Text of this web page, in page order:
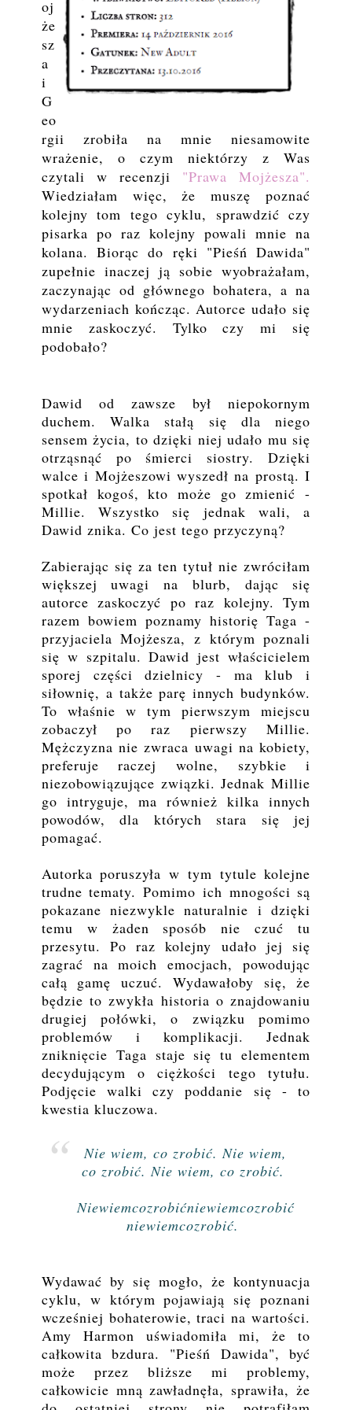
oj
że
sz
a
i
G
eo
rgii zrobiła na mnie niesamowite
wrażenie, o czym niektórzy z Was
czytali w recenzji "Prawa Mojżesza".
Wiedziałam więc, że muszę poznać
kolejny tom tego cyklu, sprawdzić czy
pisarka po raz kolejny powali mnie na
kolana. Biorąc do ręki "Pieśń Dawida"
zupełnie inaczej ją sobie wyobrażałam,
zaczynając od głównego bohatera, a na
wydarzeniach kończąc. Autorce udało się
mnie zaskoczyć. Tylko czy mi się
podobało?
Dawid od zawsze był niepokornym
duchem. Walka stałą się dla niego
sensem życia, to dzięki niej udało mu się
otrząsnąć po śmierci siostry. Dzięki
walce i Mojżeszowi wyszedł na prostą. I
spotkał kogoś, kto może go zmienić -
Millie. Wszystko się jednak wali, a
Dawid znika. Co jest tego przyczyną?
Zabierając się za ten tytuł nie zwróciłam
większej uwagi na blurb, dając się
autorce zaskoczyć po raz kolejny. Tym
razem bowiem poznamy historię Taga -
przyjaciela Mojżesza, z którym poznali
się w szpitalu. Dawid jest właścicielem
sporej części dzielnicy - ma klub i
siłownię, a także parę innych budynków.
To właśnie w tym pierwszym miejscu
zobaczył po raz pierwszy Millie.
Mężczyzna nie zwraca uwagi na kobiety,
preferuje raczej wolne, szybkie i
niezobowiązujące związki. Jednak Millie
go intryguje, ma również kilka innych
powodów, dla których stara się jej
pomagać.
Autorka poruszyła w tym tytule kolejne
trudne tematy. Pomimo ich mnogości są
pokazane niezwykle naturalnie i dzięki
temu w żaden sposób nie czuć tu
przesytu. Po raz kolejny udało jej się
zagrać na moich emocjach, powodując
całą gamę uczuć. Wydawałoby się, że
będzie to zwykła historia o znajdowaniu
drugiej połówki, o związku pomimo
problemów i komplikacji. Jednak
zniknięcie Taga staje się tu elementem
decydującym o ciężkości tego tytułu.
Podjęcie walki czy poddanie się - to
kwestia kluczowa.
Nie wiem, co zrobić. Nie wiem,
co zrobić. Nie wiem, co zrobić.
Niewiemcozrobićniewiemcozrobić
niewiemcozrobić.
Wydawać by się mogło, że kontynuacja
cyklu, w którym pojawiają się poznani
wcześniej bohaterowie, traci na wartości.
Amy Harmon uświadomiła mi, że to
całkowita bzdura. "Pieśń Dawida", być
może przez bliższe mi problemy,
całkowicie mną zawładnęła, sprawiła, że